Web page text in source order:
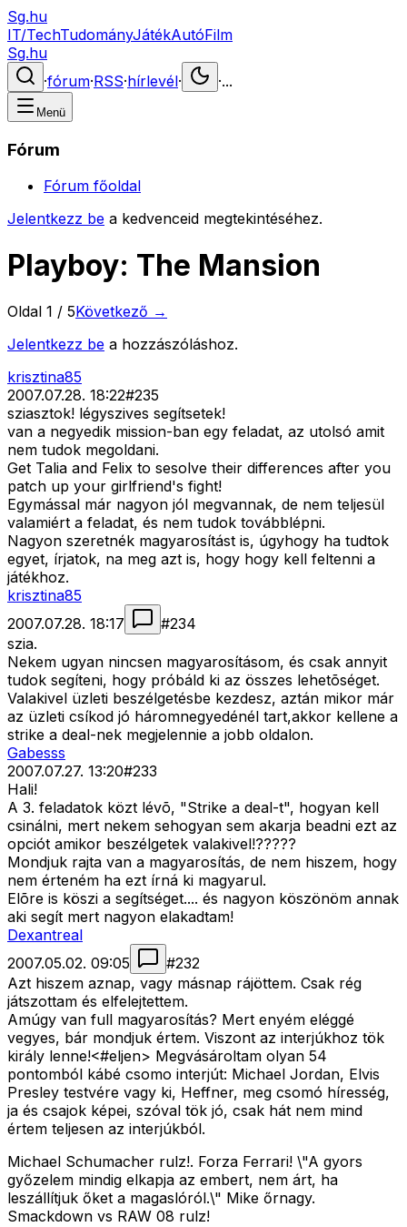
Sg.hu
IT/TechTudományJátékAutóFilm
Sg.hu
·fórum·RSS·hírlevél· ·...
Menü
Fórum
Fórum főoldal
Jelentkezz be a kedvenceid megtekintéséhez.
Playboy: The Mansion
Oldal 1 / 5Következő →
Jelentkezz be a hozzászóláshoz.
krisztina85
2007.07.28. 18:22#235
sziasztok! légyszives segítsetek!
van a negyedik mission-ban egy feladat, az utolsó amit
nem tudok megoldani.
Get Talia and Felix to sesolve their differences after you
patch up your girlfriend's fight!
Egymással már nagyon jól megvannak, de nem teljesül
valamiért a feladat, és nem tudok továbblépni.
Nagyon szeretnék magyarosítást is, úgyhogy ha tudtok
egyet, írjatok, na meg azt is, hogy hogy kell feltenni a
játékhoz.
krisztina85
2007.07.28. 18:17
#234
szia.
Nekem ugyan nincsen magyarosításom, és csak annyit
tudok segíteni, hogy próbáld ki az összes lehetõséget.
Valakivel üzleti beszélgetésbe kezdesz, aztán mikor már
az üzleti csíkod jó háromnegyedénél tart,akkor kellene a
strike a deal-nek megjelennie a jobb oldalon.
Gabesss
2007.07.27. 13:20#233
Hali!
A 3. feladatok közt lévõ, "Strike a deal-t", hogyan kell
csinálni, mert nekem sehogyan sem akarja beadni ezt az
opciót amikor beszélgetek valakivel!?????
Mondjuk rajta van a magyarosítás, de nem hiszem, hogy
nem érteném ha ezt írná ki magyarul.
Elõre is köszi a segítséget.... és nagyon köszönöm annak
aki segít mert nagyon elakadtam!
Dexantreal
2007.05.02. 09:05
#232
Azt hiszem aznap, vagy másnap rájöttem. Csak rég
játszottam és elfelejtettem.
Amúgy van full magyarosítás? Mert enyém eléggé
vegyes, bár mondjuk értem. Viszont az interjúkhoz tök
király lenne!<#eljen> Megvásároltam olyan 54
pontomból kábé csomo interjút: Michael Jordan, Elvis
Presley testvére vagy ki, Heffner, meg csomó híresség,
ja és csajok képei, szóval tök jó, csak hát nem mind
értem teljesen az interjúkból.
Michael Schumacher rulz!. Forza Ferrari! \"A gyors
győzelem mindig elkapja az embert, nem árt, ha
leszállítjuk őket a magaslóról.\" Mike őrnagy.
Smackdown vs RAW 08 rulz!